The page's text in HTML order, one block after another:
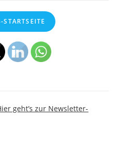
STARTSEITE
geht’s zur Newsletter-